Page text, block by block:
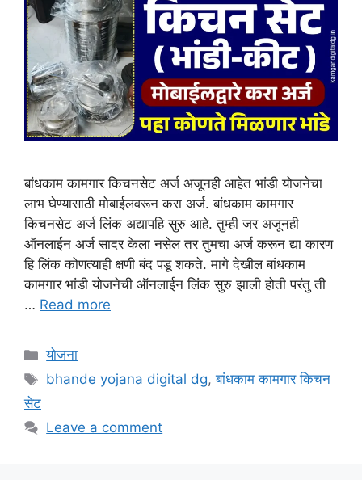
बांधकाम कामगार किचनसेट अर्ज अजूनही आहेत भांडी योजनेचा
लाभ घेण्यासाठी मोबाईलवरून करा अर्ज. बांधकाम कामगार
किचनसेट अर्ज लिंक अद्यापहि सुरु आहे. तुम्ही जर अजूनही
ऑनलाईन अर्ज सादर केला नसेल तर तुमचा अर्ज करून द्या कारण
हि लिंक कोणत्याही क्षणी बंद पडू शकते. मागे देखील बांधकाम
कामगार भांडी योजनेची ऑनलाईन लिंक सुरु झाली होती परंतु ती
… Read more
Categories
योजना
Tags
bhande yojana digital dg,बांधकाम कामगार किचन
सेट
Leave a comment